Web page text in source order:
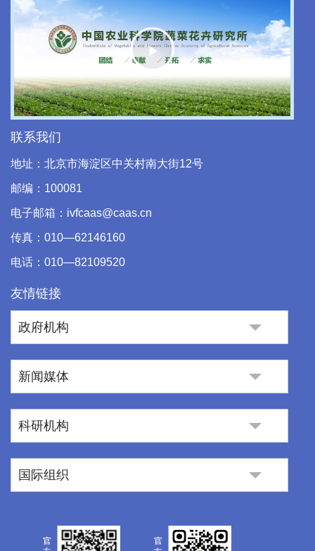
Play
Video
联系我们
地址：北京市海淀区中关村南大街12号
邮编：100081
电子邮箱：ivfcaas@caas.cn
传真：010—62146160
电话：010—82109520
友情链接
政府机构
新闻媒体
科研机构
国际组织